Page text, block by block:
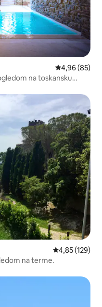
Prosječna
4,96 (85)
na toskansku
Prosječna
4,85 (129)
na terme.